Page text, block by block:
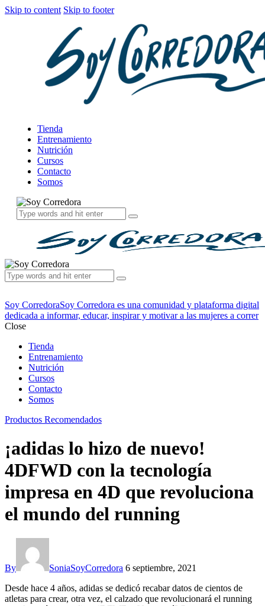
Skip to content Skip to footer
Tienda
Entrenamiento
Nutrición
Cursos
Contacto
Somos
Soy CorredoraSoy Corredora es una comunidad y plataforma digital
dedicada a informar, educar, inspirar y motivar a las mujeres a correr
Close
Tienda
Entrenamiento
Nutrición
Cursos
Contacto
Somos
Productos Recomendados
¡adidas lo hizo de nuevo!
4DFWD con la tecnología
impresa en 4D que revoluciona
el mundo del running
By SoniaSoyCorredora 6 septiembre, 2021
Desde hace 4 años, adidas se dedicó recabar datos de cientos de
atletas para crear, otra vez, el calzado que revolucionará el running